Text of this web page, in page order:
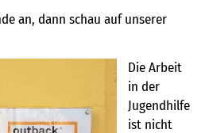
an, dann schau auf unserer
Die Arbeit
in der
Jugendhilfe
ist nicht